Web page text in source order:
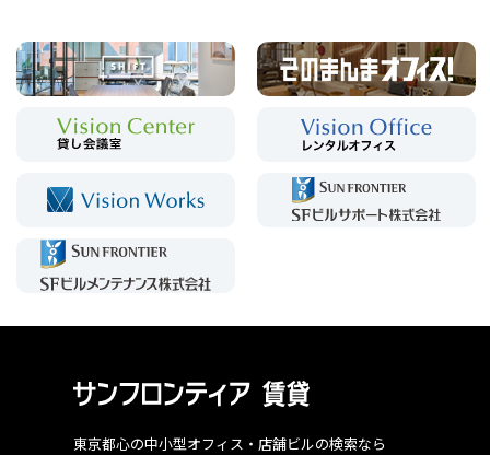
東京都心の中小型オフィス・店舗ビルの検索なら